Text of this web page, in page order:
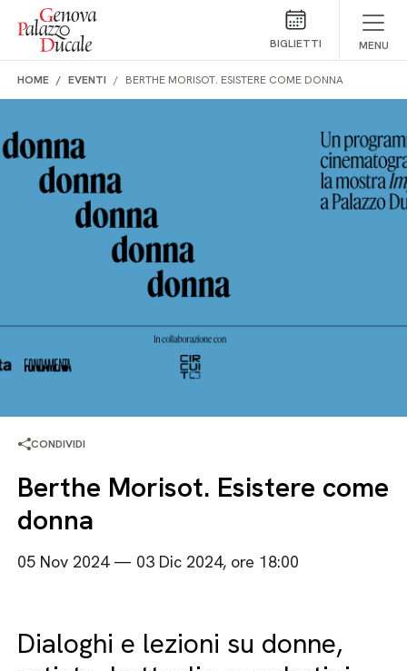
Salta al contenuto
BIGLIETTI MENU
HOME EVENTI BERTHE MORISOT. ESISTERE COME DONNA
CONDIVIDI
Berthe Morisot. Esistere come
donna
05 Nov 2024 — 03 Dic 2024, ore 18:00
Dialoghi e lezioni su donne,